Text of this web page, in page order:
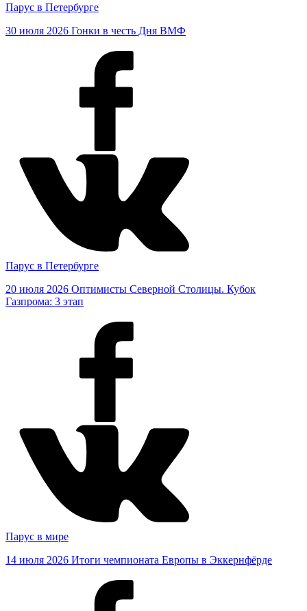
Парус в Петербурге
30 июля 2026 Гонки в честь Дня ВМФ
Парус в Петербурге
20 июля 2026 Оптимисты Северной Столицы. Кубок
Газпрома: 3 этап
Парус в мире
14 июля 2026 Итоги чемпионата Европы в Эккернфёрде